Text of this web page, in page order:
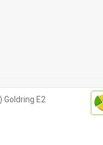
Goldring E2